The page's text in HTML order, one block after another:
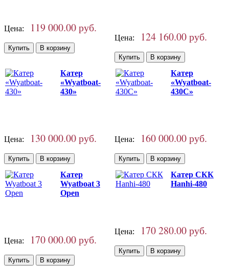
Цена: 119 000.00 руб.
Цена: 124 160.00 руб.
Катер
«Wyatboat-
430»
Цена: 130 000.00 руб.
Катер
«Wyatboat-
430C»
Цена: 160 000.00 руб.
Катер
Wyatboat 3
Open
Цена: 170 000.00 руб.
Катер СКК
Hanhi-480
Цена: 170 280.00 руб.